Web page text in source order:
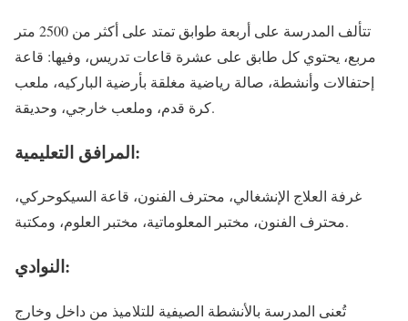
تتألف المدرسة على أربعة طوابق تمتد على أكثر من 2500 متر
مربع، يحتوي كل طابق على عشرة قاعات تدريس، وفيها: قاعة
إحتفالات وأنشطة، صالة رياضية مغلقة بأرضية الباركيه، ملعب
كرة قدم، وملعب خارجي، وحديقة.
المرافق التعليمية:
غرفة العلاج الإنشغالي، محترف الفنون، قاعة السيكوحركي،
محترف الفنون، مختبر المعلوماتية، مختبر العلوم، ومكتبة.
النوادي:
تُعنى المدرسة بالأنشطة الصيفية للتلاميذ من داخل وخارج